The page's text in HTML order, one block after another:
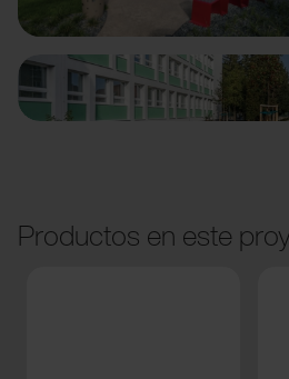
Productos en este